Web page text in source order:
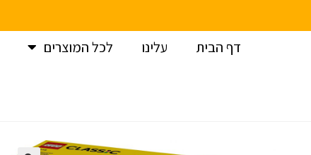
דף הבית עלינו לכל המוצרים